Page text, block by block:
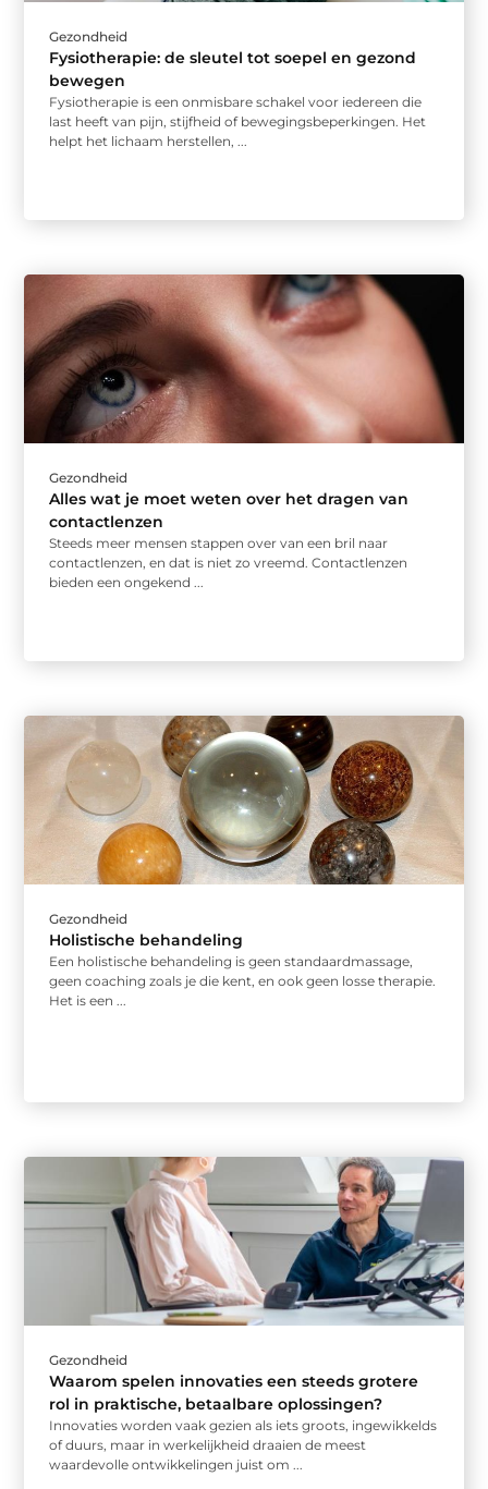
Gezondheid
Fysiotherapie: de sleutel tot soepel en gezond
bewegen
Fysiotherapie is een onmisbare schakel voor iedereen die
last heeft van pijn, stijfheid of bewegingsbeperkingen. Het
helpt het lichaam herstellen, ...
Gezondheid
Alles wat je moet weten over het dragen van
contactlenzen
Steeds meer mensen stappen over van een bril naar
contactlenzen, en dat is niet zo vreemd. Contactlenzen
bieden een ongekend ...
Gezondheid
Holistische behandeling
Een holistische behandeling is geen standaardmassage,
geen coaching zoals je die kent, en ook geen losse therapie.
Het is een ...
Gezondheid
Waarom spelen innovaties een steeds grotere
rol in praktische, betaalbare oplossingen?
Innovaties worden vaak gezien als iets groots, ingewikkelds
of duurs, maar in werkelijkheid draaien de meest
waardevolle ontwikkelingen juist om ...